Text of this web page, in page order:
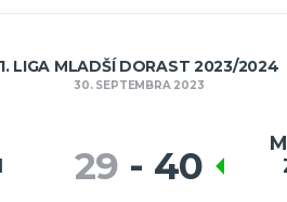
1. LIGA MLADŠÍ DORAST 2023/2024
30. SEPTEMBRA 2023
29 - 40